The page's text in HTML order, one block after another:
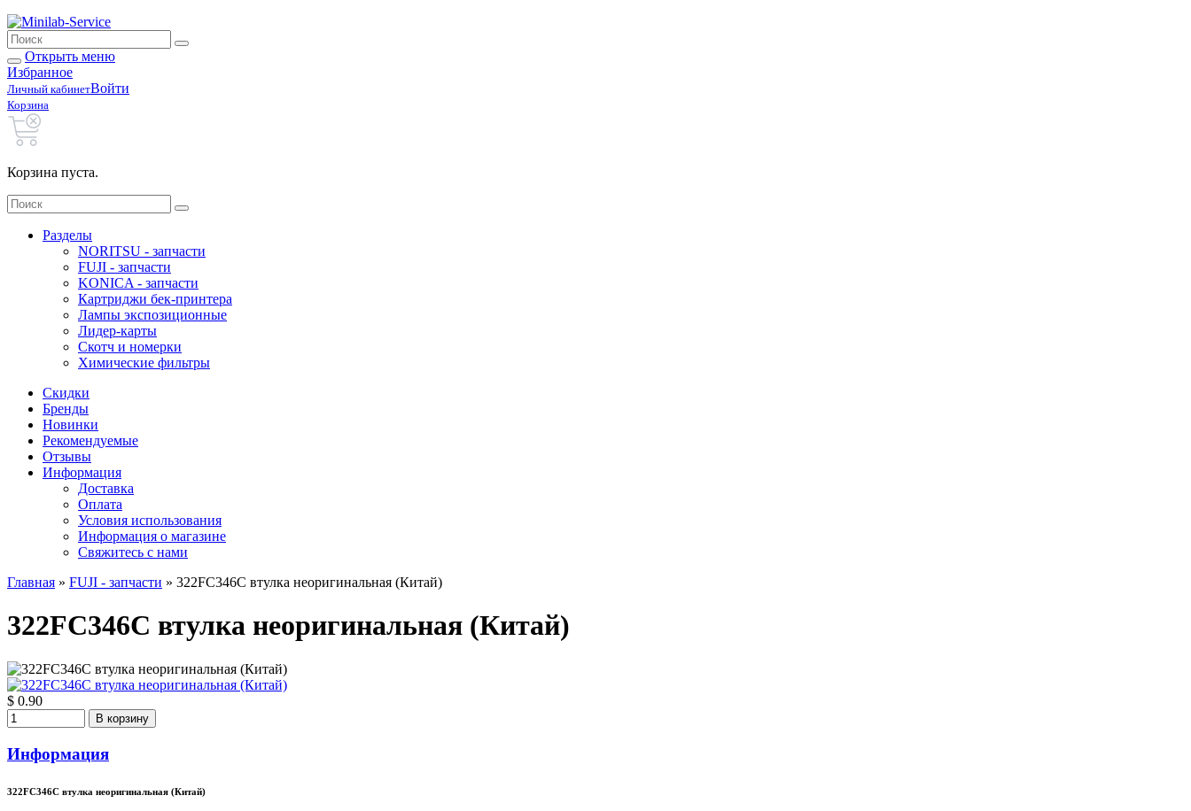
Открыть меню
Избранное
Личный кабинетВойти
Корзина
Корзина пуста.
Разделы
NORITSU - запчасти
FUJI - запчасти
KONICA - запчасти
Картриджи бек-принтера
Лампы экспозиционные
Лидер-карты
Скотч и номерки
Химические фильтры
Скидки
Бренды
Новинки
Рекомендуемые
Отзывы
Информация
Доставка
Оплата
Условия использования
Информация о магазине
Свяжитесь с нами
Главная » FUJI - запчасти » 322FC346C втулка неоригинальная (Китай)
322FC346C втулка неоригинальная (Китай)
$ 0.90
В корзину
Информация
322FC346C втулка неоригинальная (Китай)